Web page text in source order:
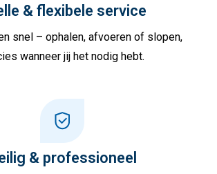
& flexibele service
snel – ophalen, afvoeren of slopen,
wanneer jij het nodig hebt.
& professioneel